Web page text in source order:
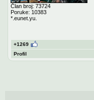
Član broj: 73724
Poruke: 10383
*.eunet.yu.
+1269
Profil